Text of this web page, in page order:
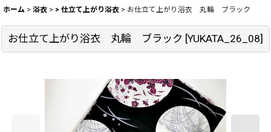
ホーム > 浴衣 > > 仕立て上がり浴衣 > お仕立て上がり浴衣 丸輪 ブラック
お仕立て上がり浴衣 丸輪 ブラック [YUKATA_26_08]